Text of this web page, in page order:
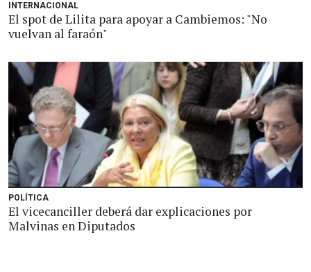
INTERNACIONAL
El spot de Lilita para apoyar a Cambiemos: "No
vuelvan al faraón"
POLÍTICA
El vicecanciller deberá dar explicaciones por
Malvinas en Diputados